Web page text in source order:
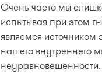
Очень часто мы
испытывая при этом
являемся источником
нашего внутреннего